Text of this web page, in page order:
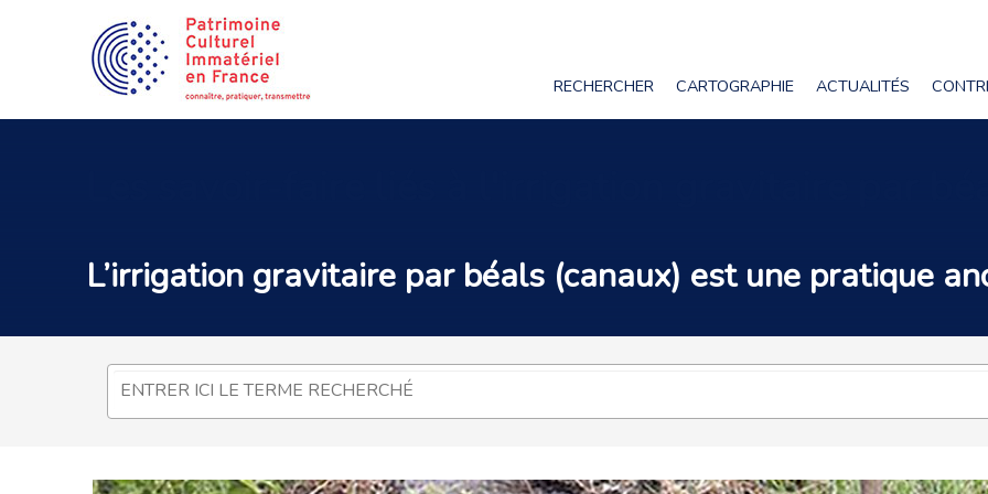
RECHERCHER CARTOGRAPHIE ACTUALITÉS
L’irrigation gravitaire par béals (canaux) est une pratique